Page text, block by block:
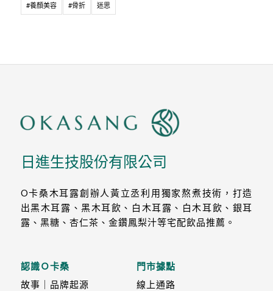
#養顏美容 #骨折 迷思
日進生技股份有限公司
O卡桑木耳露創辦人黃立丞利用獨家熬煮技術，打造
出黑木耳露、黑木耳飲、白木耳露、白木耳飲、銀耳
露、黑糖、杏仁茶、金鑽鳳梨汁等宅配飲品推薦。
認識Ｏ卡桑
故事｜品牌起源
門市據點
線上通路